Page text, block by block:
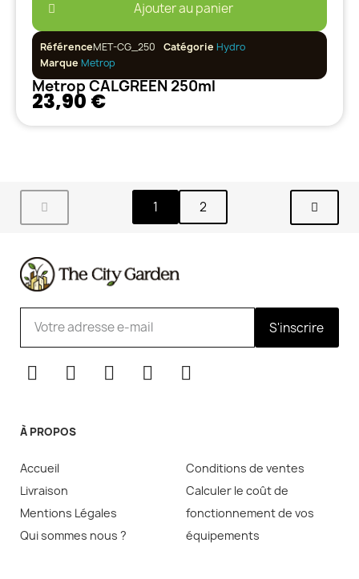
Ajouter au panier
RéférenceMET-CG_250 Catégorie Hydro
Marque Metrop
Metrop CALGREEN 250ml
23,90 €
1 2
S'inscrire
À PROPOS
Accueil
Livraison
Mentions Légales
Qui sommes nous ?
Conditions de ventes
Calculer le coût de
fonctionnement de vos
équipements